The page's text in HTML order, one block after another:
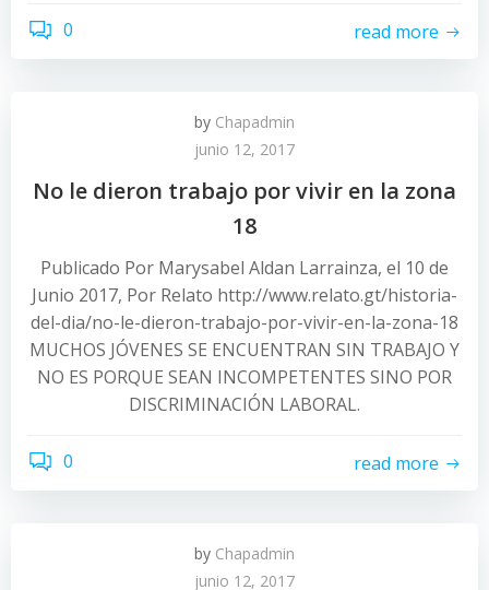
0 read more
by Chapadmin
junio 12, 2017
No le dieron trabajo por vivir en la zona
18
Publicado Por Marysabel Aldan Larrainza, el 10 de
Junio 2017, Por Relato http://www.relato.gt/historia-
del-dia/no-le-dieron-trabajo-por-vivir-en-la-zona-18
MUCHOS JÓVENES SE ENCUENTRAN SIN TRABAJO Y
NO ES PORQUE SEAN INCOMPETENTES SINO POR
DISCRIMINACIÓN LABORAL.
0 read more
by Chapadmin
junio 12, 2017